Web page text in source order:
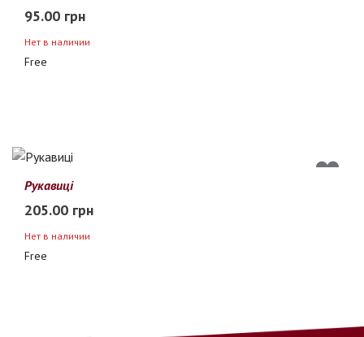
95.00 грн
Нет в наличии
Free
Рукавиці
205.00 грн
Нет в наличии
Free